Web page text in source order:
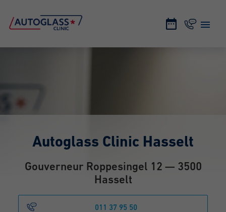
Autoglass Clinic Hasselt
Gouverneur Roppesingel 12 — 3500
Hasselt
011 37 95 50